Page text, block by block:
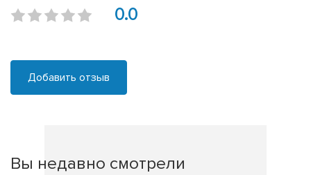
0.0
Добавить отзыв
Вы недавно смотрели